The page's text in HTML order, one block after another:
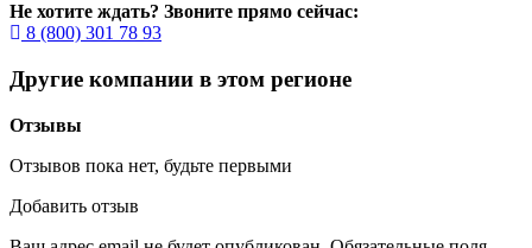
Не хотите ждать? Звоните прямо сейчас:
8 (800) 301 78 93
Другие компании в этом регионе
Отзывы
Отзывов пока нет, будьте первыми
Добавить отзыв